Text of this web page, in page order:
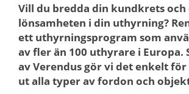
Vill du bredda din kundkrets och
lönsamheten i din uthyrning?
ett uthyrningsprogram som
av fler än 100 uthyrare i Europa.
avVerendusgör vi det enkelt för
ut alla typer av fordon och